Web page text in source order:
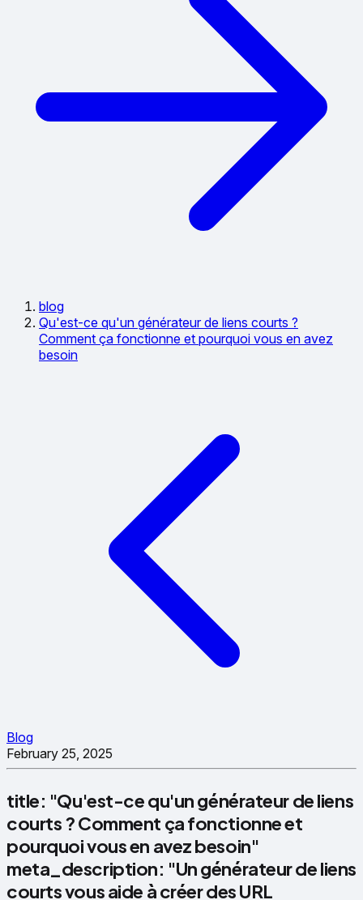
blog
Qu'est-ce qu'un générateur de liens courts ?
Comment ça fonctionne et pourquoi vous en avez
besoin
Blog
February 25, 2025
title: "Qu'est-ce qu'un générateur de liens
courts ? Comment ça fonctionne et
pourquoi vous en avez besoin"
meta_description: "Un générateur de liens
courts vous aide à créer des URL